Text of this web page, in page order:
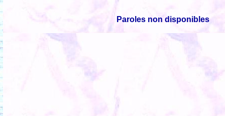
Paroles non disponibles